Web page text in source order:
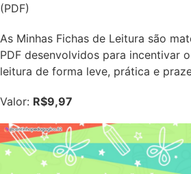
(PDF)
As Minhas Fichas de Leitura são
PDF desenvolvidos para incentivar
leitura de forma leve, prática e
Valor: R$9,97